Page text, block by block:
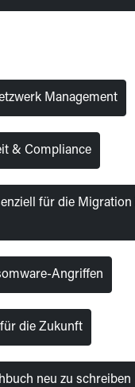
Management
& Compliance
für die Migration
Angriffen
die Zukunft
neu zu schreiben